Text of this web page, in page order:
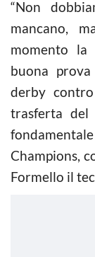
“Non
mancano,
momento la
buona
derby
trasferta del
Champions,
Formello il